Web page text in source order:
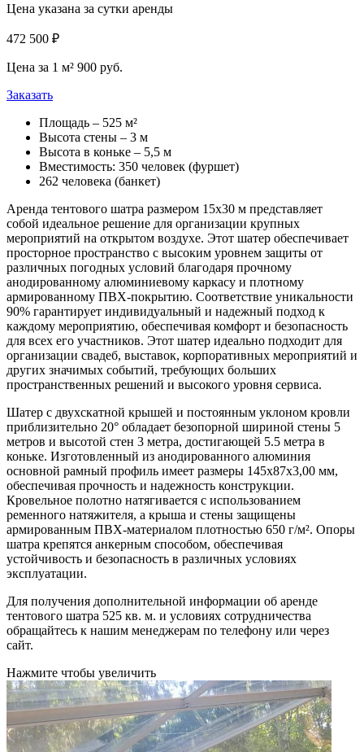
Цена указана за сутки аренды
472 500 ₽
Цена за 1 м² 900 руб.
Заказать
Площадь – 525 м²
Высота стены – 3 м
Высота в коньке – 5,5 м
Вместимость: 350 человек (фуршет)
262 человека (банкет)
Аренда тентового шатра размером 15х30 м представляет
собой идеальное решение для организации крупных
мероприятий на открытом воздухе. Этот шатер обеспечивает
просторное пространство с высоким уровнем защиты от
различных погодных условий благодаря прочному
анодированному алюминиевому каркасу и плотному
армированному ПВХ-покрытию. Соответствие уникальности
90% гарантирует индивидуальный и надежный подход к
каждому мероприятию, обеспечивая комфорт и безопасность
для всех его участников. Этот шатер идеально подходит для
организации свадеб, выставок, корпоративных мероприятий и
других значимых событий, требующих больших
пространственных решений и высокого уровня сервиса.
Шатер с двухскатной крышей и постоянным уклоном кровли
приблизительно 20° обладает безопорной шириной стены 5
метров и высотой стен 3 метра, достигающей 5.5 метра в
коньке. Изготовленный из анодированного алюминия
основной рамный профиль имеет размеры 145x87x3,00 мм,
обеспечивая прочность и надежность конструкции.
Кровельное полотно натягивается с использованием
ременного натяжителя, а крыша и стены защищены
армированным ПВХ-материалом плотностью 650 г/м². Опоры
шатра крепятся анкерным способом, обеспечивая
устойчивость и безопасность в различных условиях
эксплуатации.
Для получения дополнительной информации об аренде
тентового шатра 525 кв. м. и условиях сотрудничества
обращайтесь к нашим менеджерам по телефону или через
сайт.
Нажмите чтобы увеличить